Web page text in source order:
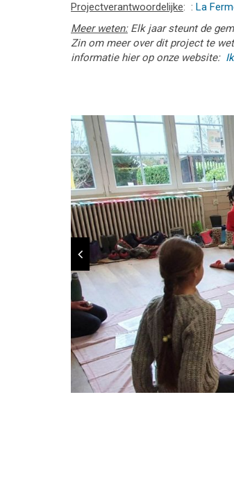
Projectverantwoordelijke: : La
Meer weten:Elk jaar steunt de
Zin om meer over dit project te
informatie hier op onze website: